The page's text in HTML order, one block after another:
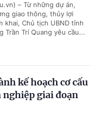
– Từ những dự án,
giao thông, thủy lợi
khai, Chủ tịch UBND tỉnh
Trần Trí Quang yêu cầu...
kế hoạch cơ cấu
nghiệp giai đoạn